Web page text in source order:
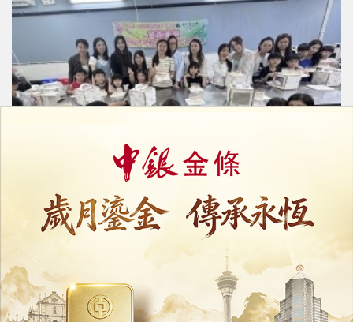
台山坊眾互助會辦親子蛋糕DIY體驗班
10/05/2026 18800